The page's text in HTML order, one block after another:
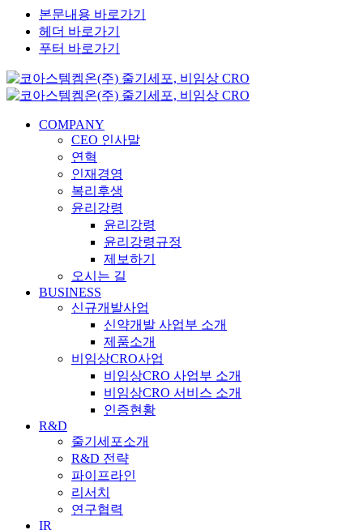
본문내용 바로가기
헤더 바로가기
푸터 바로가기
COMPANY
CEO 인사말
연혁
인재경영
복리후생
윤리강령
윤리강령
윤리강령규정
제보하기
오시는 길
BUSINESS
신규개발사업
신약개발 사업부 소개
제품소개
비임상CRO사업
비임상CRO 사업부 소개
비임상CRO 서비스 소개
인증현황
R&D
줄기세포소개
R&D 전략
파이프라인
리서치
연구협력
IR